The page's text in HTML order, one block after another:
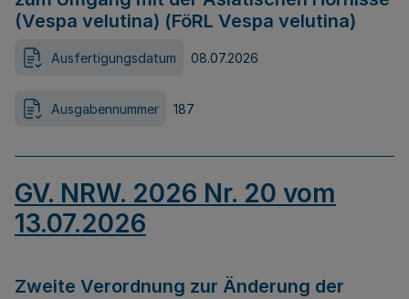
(Vespa velutina) (FöRL Vespa velutina)
Ausfertigungsdatum 08.07.2026
Ausgabennummer 187
GV. NRW. 2026 Nr. 20 vom
13.07.2026
Zweite Verordnung zur Änderung der